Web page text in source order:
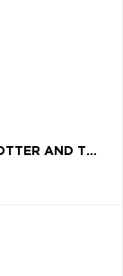
ALEXANDRE DESPLAT, VINYL HARRY POTTER AND THE DEATHLY HALLOWS PART 1